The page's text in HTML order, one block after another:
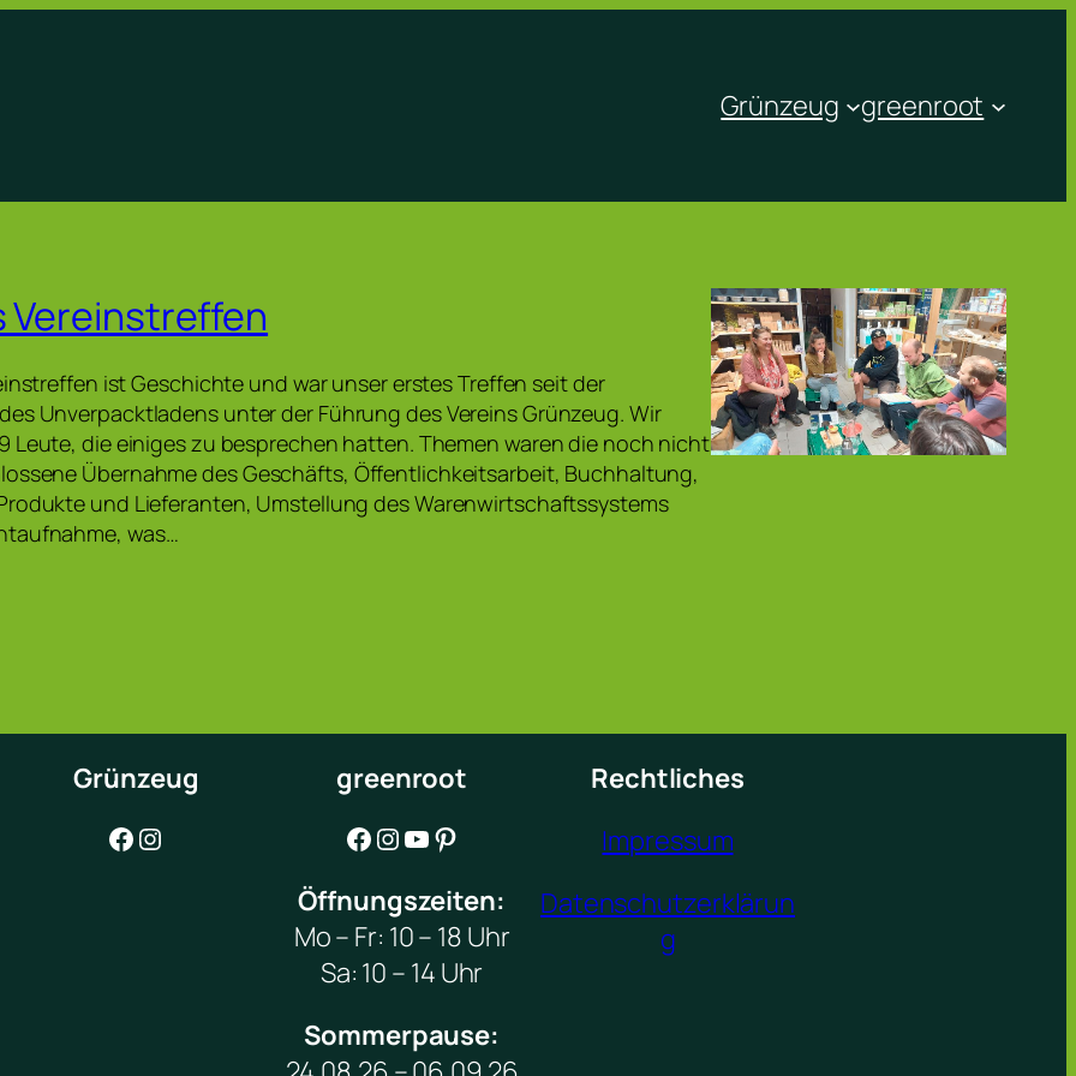
Grünzeug greenroot
Vereinstreffen
ist Geschichte und war unser erstes Treffen seit der
Unverpacktladens unter der Führung des Vereins Grünzeug. Wir
Leute, die einiges zu besprechen hatten. Themen waren die noch nicht
Übernahme des Geschäfts, Öffentlichkeitsarbeit, Buchhaltung,
und Lieferanten, Umstellung des Warenwirtschaftssystems
was…
Grünzeug
Facebook Instagram
greenroot
Facebook Instagram YouTube Pinterest
Öffnungszeiten:
Mo – Fr: 10 – 18 Uhr
Sa: 10 – 14 Uhr
Sommerpause:
Rechtliches
Impressum
Datenschutzerklärun
g